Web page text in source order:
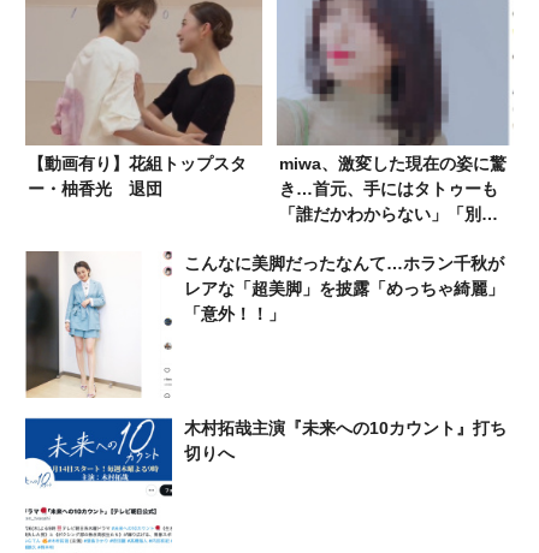
【動画有り】花組トップスタ
ー・柚香光 退団
miwa、激変した現在の姿に驚
き…首元、手にはタトゥーも
「誰だかわからない」「別人
こんなに美脚だったなんて…ホラン千秋が
レアな「超美脚」を披露「めっちゃ綺麗」
「意外！！」
木村拓哉主演『未来への10カウント』打ち
切りへ